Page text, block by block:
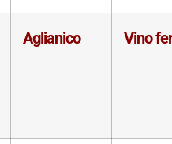
Aglianico Vino